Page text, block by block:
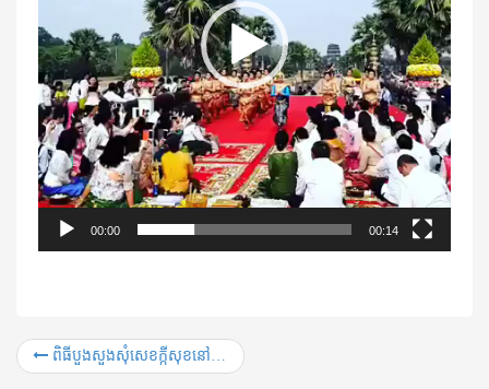
00:00 00:14
ពិធីបួងសួងសុំសេខក្កីសុខនៅមុខប្រាសាទអង្គរវត្ត